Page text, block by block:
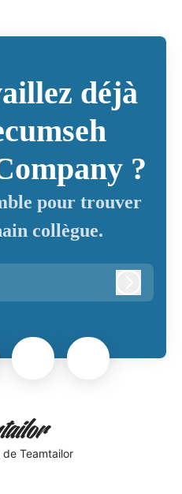
déjà
?
pour trouver
collègue.
de Teamtailor